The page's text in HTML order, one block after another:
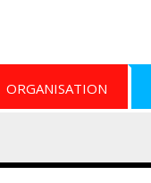
ORGANISATION